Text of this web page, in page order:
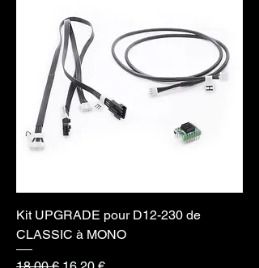
Kit UPGRADE pour D12-230 de
CLASSIC à MONO